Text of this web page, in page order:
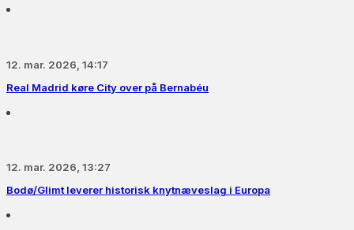
12. mar. 2026, 14:17
Real Madrid køre City over på Bernabéu
12. mar. 2026, 13:27
Bodø/Glimt leverer historisk knytnæveslag i Europa